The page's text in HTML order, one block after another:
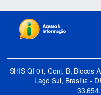
SHIS QI 01, Conj. B, Blocos
Lago Sul, Brasília -